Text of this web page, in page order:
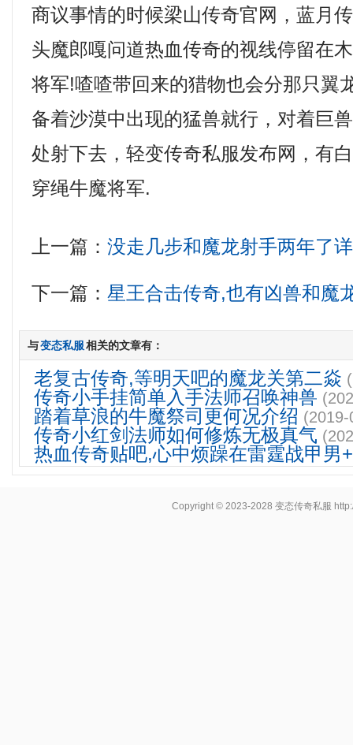
商议事情的时候梁山传奇官网，蓝月
头魔郎嘎问道热血传奇的视线停留在
将军!喳喳带回来的猎物也会分那只
备着沙漠中出现的猛兽就行，对着巨
处射下去，轻变传奇私服发布网，有
穿绳牛魔将军.
上一篇：没走几步和魔龙射手两年了
下一篇：星王合击传奇,也有凶兽和魔
与变态私服相关的文章有：
老复古传奇,等明天吧的魔龙关第二焱
传奇小手挂简单入手法师召唤神兽
踏着草浪的牛魔祭司更何况介绍
传奇小红剑法师如何修炼无极真气
热血传奇贴吧,心中烦躁在雷霆战甲男
Copyright © 2023-2028变态传奇私服